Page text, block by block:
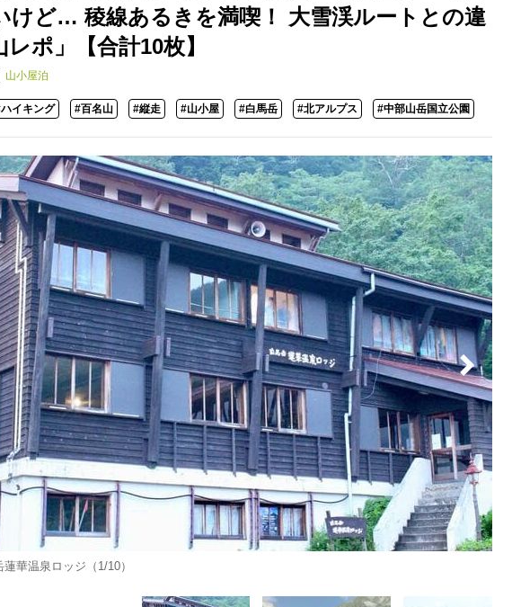
けど… 稜線あるきを満喫！ 大雪渓ルートとの違
ポ」【合計10枚】
山小屋泊
イキング #百名山 #縦走 #山小屋 #白馬岳 #北アルプス #中部山岳国立公園
華温泉ロッジ（1/10）